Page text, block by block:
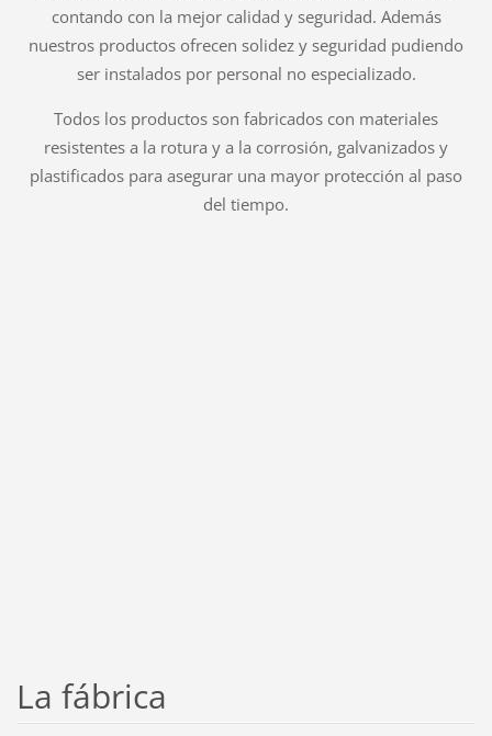
contando con la mejor calidad y seguridad. Además
nuestros productos ofrecen solidez y seguridad pudiendo
ser instalados por personal no especializado.
Todos los productos son fabricados con materiales
resistentes a la rotura y a la corrosión, galvanizados y
plastificados para asegurar una mayor protección al paso
del tiempo.
La fábrica